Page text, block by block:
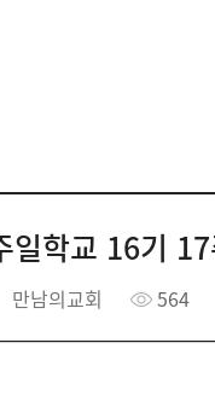
일학교 16기
만남의교회 564